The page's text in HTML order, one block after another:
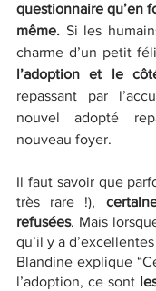
questionnaire qu’en
même. Si les
charme d’un petit
l’adoption et le
repassant par
nouvel adopté
nouveau foyer.
Il faut savoir que
très rare !),
refusées. Mais
qu’il y a
Blandine explique
l’adoption, ce sont